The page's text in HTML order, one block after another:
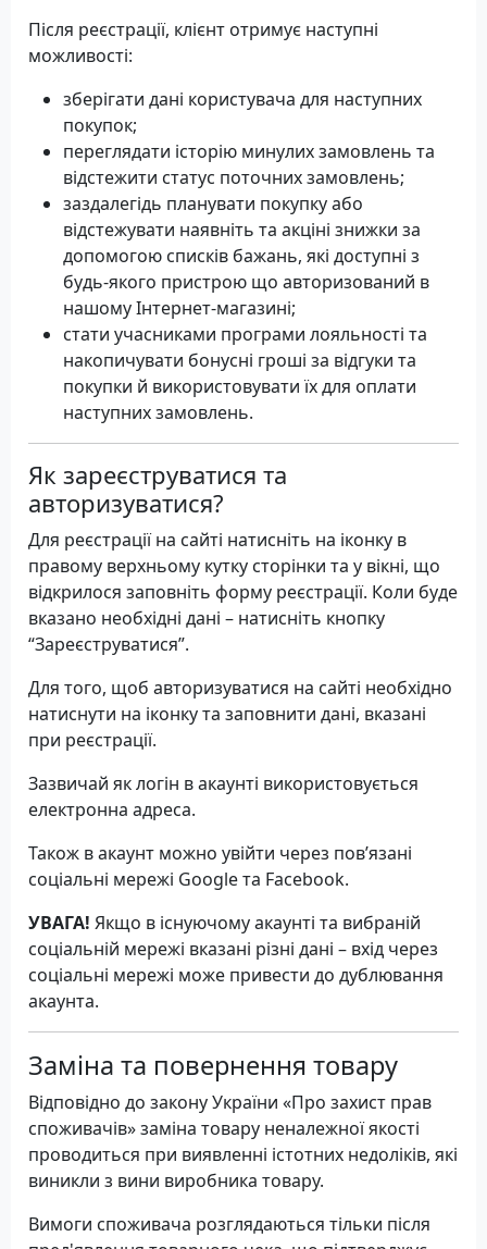
Після реєстрації, клієнт отримує наступні
можливості:
зберігати дані користувача для наступних
покупок;
переглядати історію минулих замовлень та
відстежити статус поточних замовлень;
заздалегідь планувати покупку або
відстежувати наявніть та акціні знижки за
допомогою списків бажань, які доступні з
будь-якого пристрою що авторизований в
нашому Інтернет-магазині;
стати учасниками програми лояльності та
накопичувати бонусні гроші за відгуки та
покупки й використовувати їх для оплати
наступних замовлень.
Як зареєструватися та
авторизуватися?
Для реєстрації на сайті натисніть на іконку в
правому верхньому кутку сторінки та у вікні, що
відкрилося заповніть форму реєстрації. Коли буде
вказано необхідні дані – натисніть кнопку
“Зареєструватися”.
Для того, щоб авторизуватися на сайті необхідно
натиснути на іконку та заповнити дані, вказані
при реєстрації.
Зазвичай як логін в акаунті використовується
електронна адреса.
Також в акаунт можно увійти через пов’язані
соціальні мережі Google та Facebook.
УВАГА! Якщо в існуючому акаунті та вибраній
соціальній мережі вказані різні дані – вхід через
соціальні мережі може привести до дублювання
акаунта.
Заміна та повернення товару
Відповідно до закону України «Про захист прав
споживачів» заміна товару неналежної якості
проводиться при виявленні істотних недоліків, які
виникли з вини виробника товару.
Вимоги споживача розглядаються тільки після